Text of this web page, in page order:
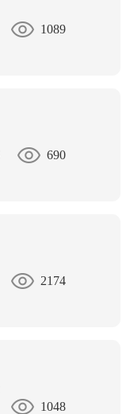
1089
690
2174
1048